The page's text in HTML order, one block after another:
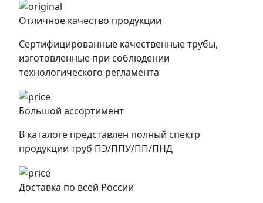
Отличное качество продукции
Сертифицированные качественные трубы,
изготовленные при соблюдении
технологического регламента
Большой ассортимент
В каталоге представлен полный спектр
продукции труб ПЭ/ППУ/ПП/ПНД
Доставка по всей России